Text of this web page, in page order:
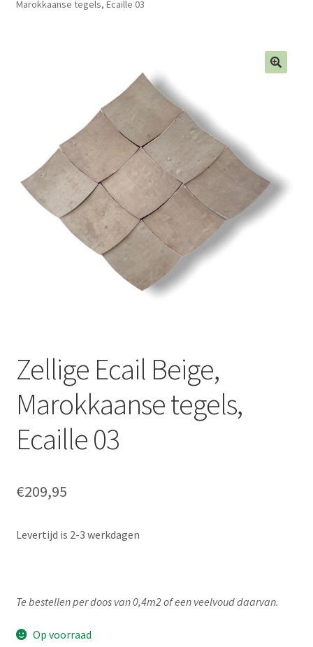
Marokkaanse tegels, Ecaille 03
Zellige Ecail Beige,
Marokkaanse tegels,
Ecaille 03
€209,95
Levertijd is 2-3 werkdagen
Te bestellen per doos van 0,4m2 of een veelvoud daarvan.
Op voorraad